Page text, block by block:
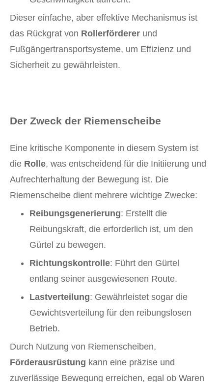
Dieser einfache, aber effektive Mechanismus ist
das Rückgrat von Rollerförderer und
Fußgängertransportsysteme, um Effizienz und
Sicherheit zu gewährleisten.
Der Zweck der Riemenscheibe
Eine kritische Komponente in diesem System ist
die Rolle, was entscheidend für die Initiierung und
Aufrechterhaltung der Bewegung ist. Die
Riemenscheibe dient mehrere wichtige Zwecke:
Reibungsgenerierung: Erstellt die
Reibungskraft, die erforderlich ist, um den
Gürtel zu bewegen.
Richtungskontrolle: Führt den Gürtel
entlang seiner ausgewiesenen Route.
Lastverteilung: Gewährleistet sogar die
Gewichtsverteilung für den reibungslosen
Betrieb.
Durch Nutzung von Riemenscheiben,
Förderausrüstung kann eine präzise und
zuverlässige Bewegung erreichen, egal ob Waren